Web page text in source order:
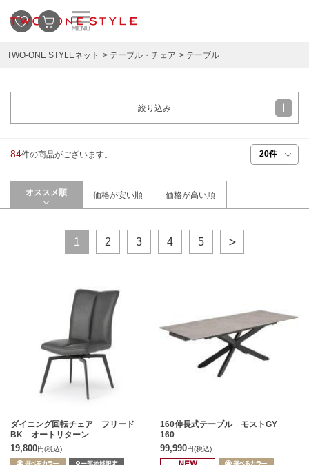
TWO-ONE STYLEネット テーブル・チェア テーブル
絞り込み
84件の商品がございます。
オススメ順 価格が安い順 価格が高い順
1 2 3 4 5
ダイニング回転チェア フリード
BK オートリターン
19,800円(税込)
160伸長式テーブル モストGY
160
99,990円(税込)